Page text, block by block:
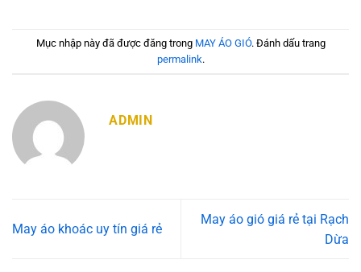
Mục nhập này đã được đăng trong MAY ÁO GIÓ. Đánh dấu trang
permalink.
ADMIN
May áo khoác uy tín giá rẻ
May áo gió giá rẻ tại Rạch
Dừa